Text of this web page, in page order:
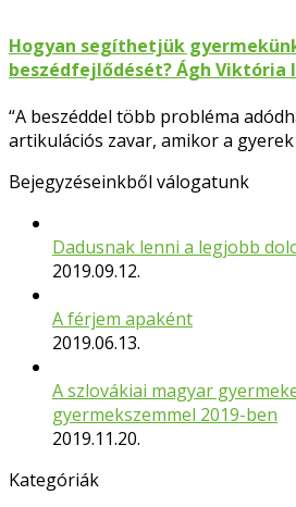
Hogyan segíthetjük
beszédfejlődését? Ágh Viktória
“A beszéddel több probléma
artikulációs zavar, amikor a
Bejegyzéseinkből válogatunk
Dadusnak lenni a legjobb
2019.09.12.
A férjem apaként
2019.06.13.
A szlovákiai magyar
gyermekszemmel 2019-ben
2019.11.20.
Kategóriák